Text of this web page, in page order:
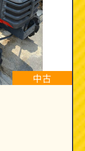
中古